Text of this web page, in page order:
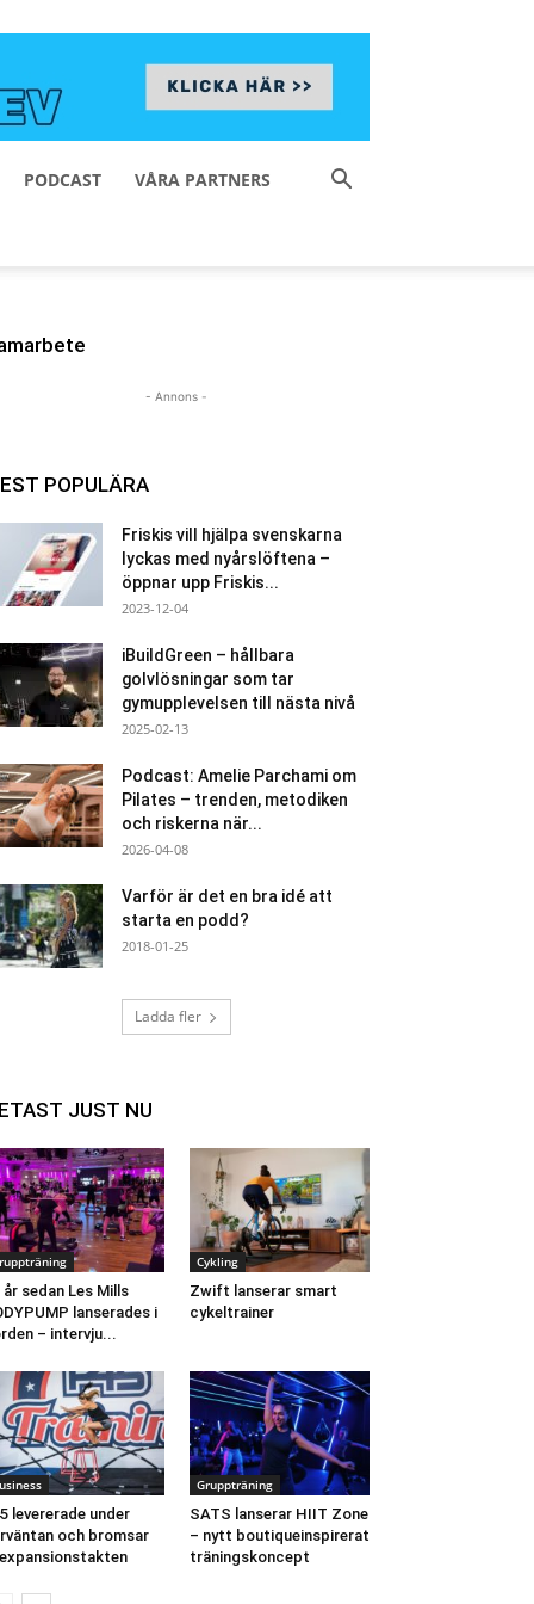
PODCAST VÅRA PARTNERS
- Annons -
POPULÄRA
Friskis vill hjälpa svenskarna
lyckas med nyårslöftena –
öppnar upp Friskis...
2023-12-04
iBuildGreen – hållbara
golvlösningar som tar
gymupplevelsen till nästa nivå
2025-02-13
Podcast: Amelie Parchami om
Pilates – trenden, metodiken
och riskerna när...
2026-04-08
Varför är det en bra idé att
starta en podd?
2018-01-25
Ladda fler
JUST NU
år sedan Les Mills
lanserades i
– intervju...
Cykling
Zwift lanserar smart
cykeltrainer
levererade under
och bromsar
Gruppträning
SATS lanserar HIIT Zone
– nytt boutiqueinspirerat
träningskoncept